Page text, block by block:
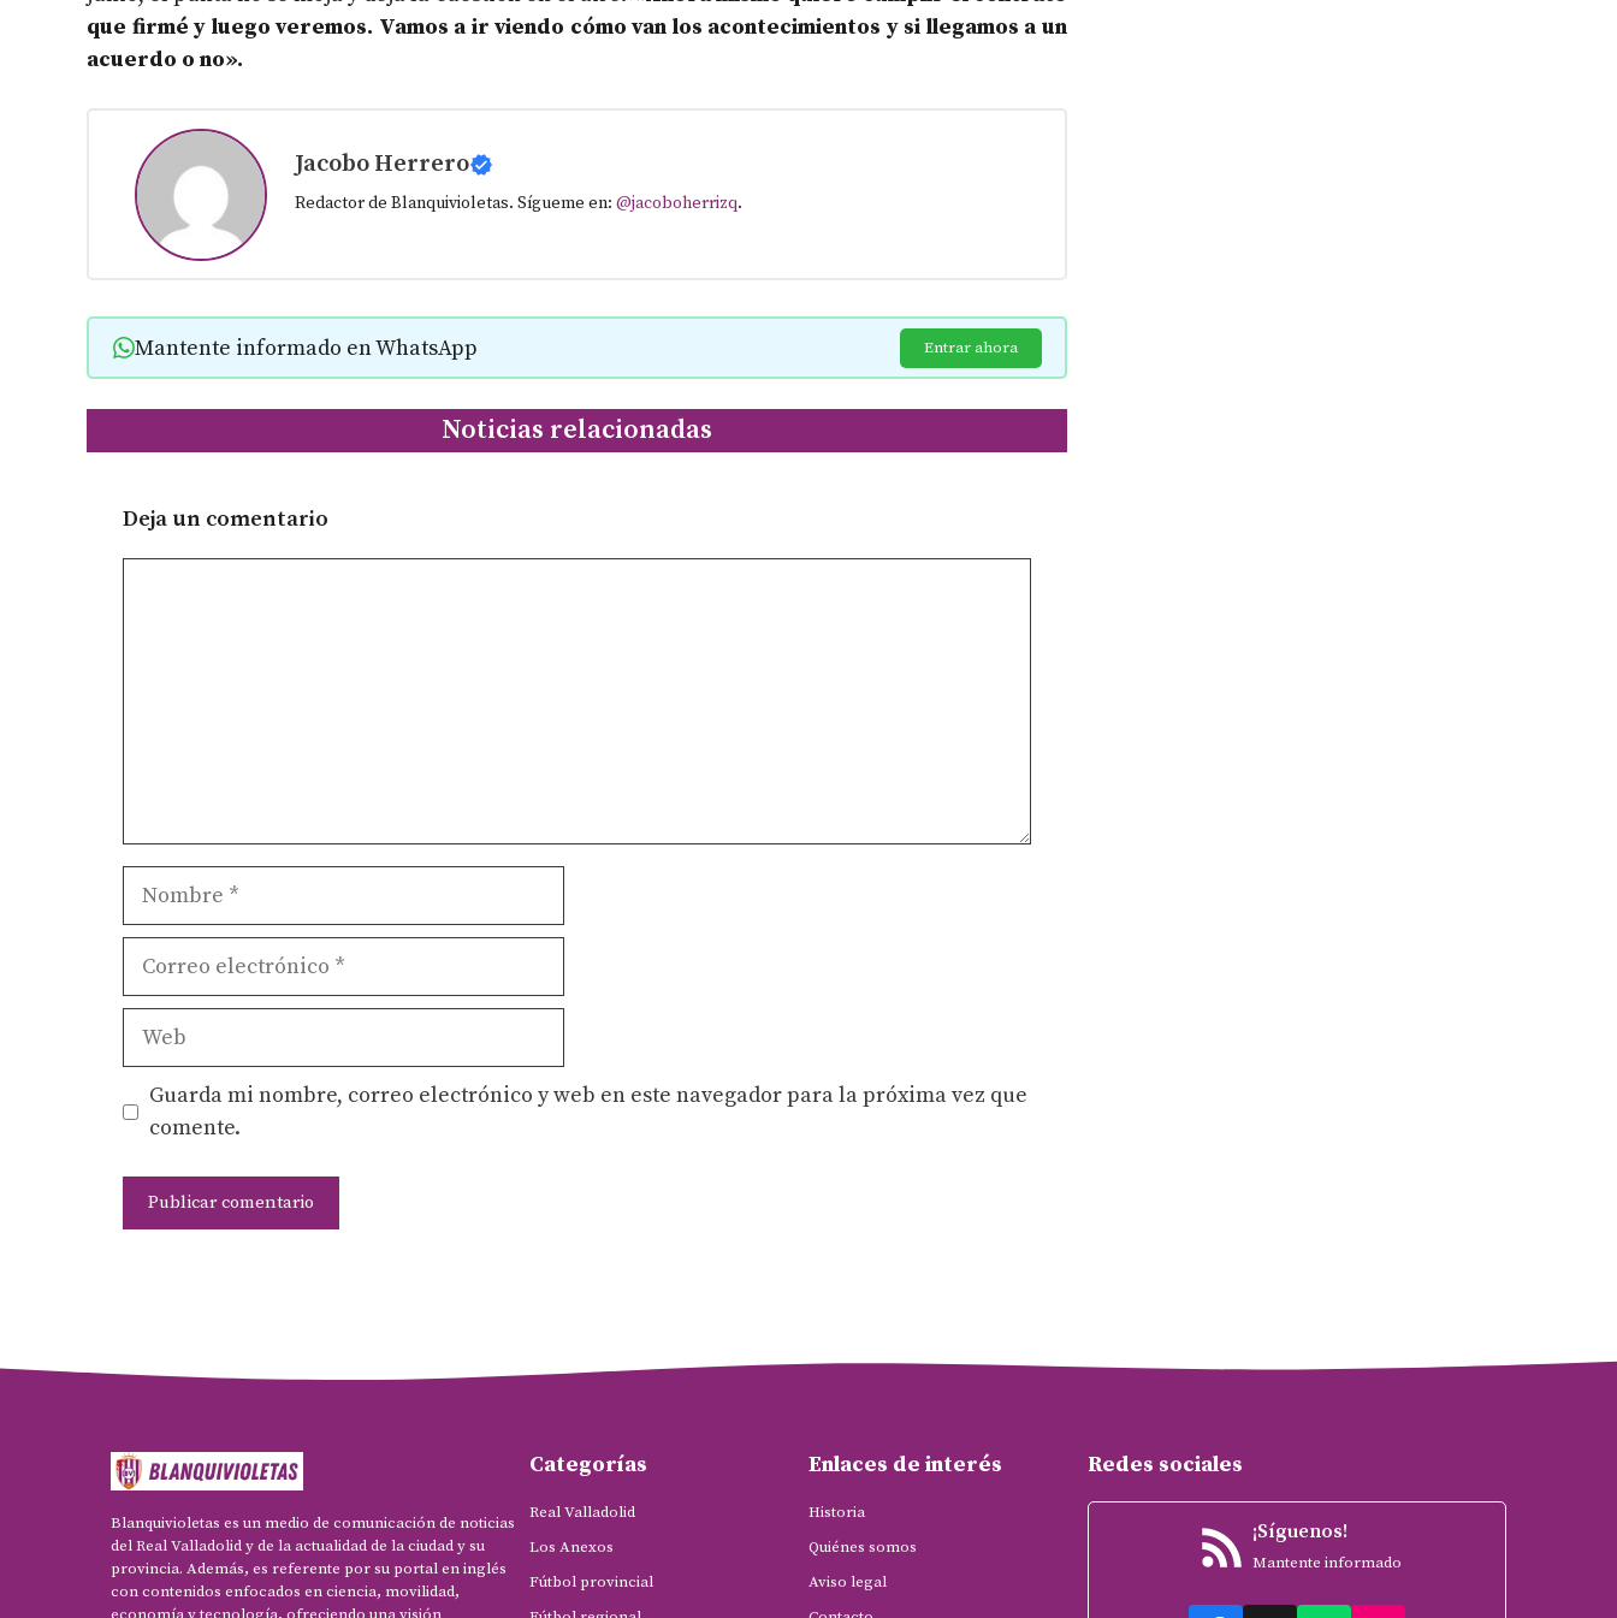
que firmé y luego veremos. Vamos a ir viendo cómo van los acontecimientos y si llegamos a un
acuerdo o no».
Jacobo Herrero
Redactor de Blanquivioletas. Sígueme en: @jacoboherrizq.
Mantente informado en WhatsApp Entrar ahora
Noticias relacionadas
Deja un comentario
Nombre
Correo
Web
Guarda mi nombre, correo electrónico y web en este navegador para la próxima vez que
comente.
Blanquivioletas es un medio de comunicación de noticias
del Real Valladolid y de la actualidad de la ciudad y su
provincia. Además, es referente por su portal en inglés
con contenidos enfocados en ciencia, movilidad,
Categorías
Real Valladolid
Los Anexos
Fútbol provincial
Enlaces de interés
Historia
Quiénes somos
Aviso legal
Redes sociales
¡Síguenos!
Mantente informado